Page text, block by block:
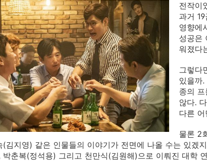
전작이
과거
영향에
성공은
워졌다
그렇다
있을까
종의
않다.
다른
물론 2
(김지영) 같은 인물들의 이야기가 전면에 나올 수는 있겠
박춘복(정석용) 그리고 천만식(김원해)으로 이뤄진 대학